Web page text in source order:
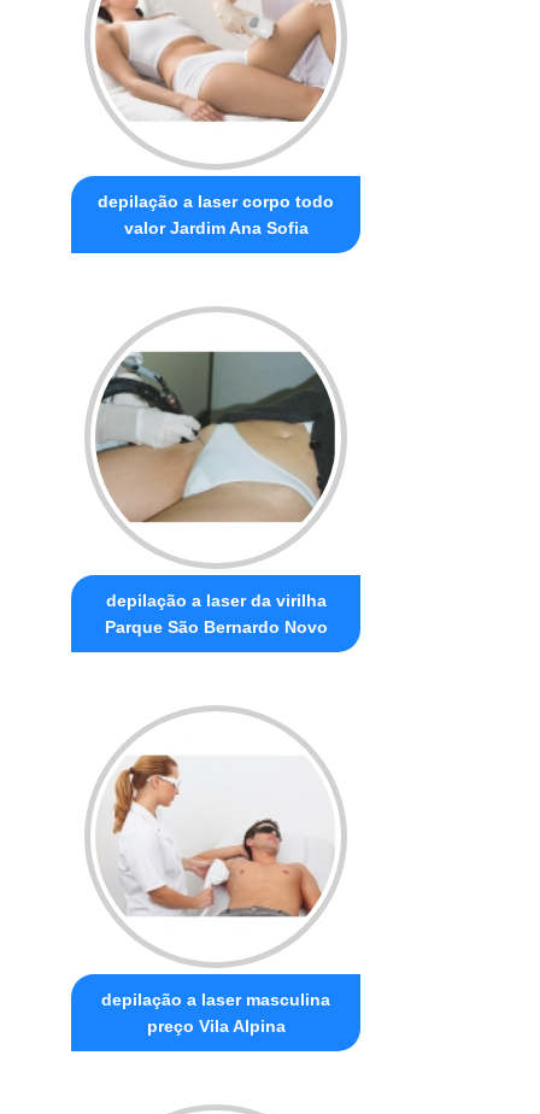
depilação a laser corpo todo
valor Jardim Ana Sofia
depilação a laser da virilha
Parque São Bernardo Novo
depilação a laser masculina
preço Vila Alpina